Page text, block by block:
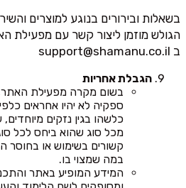
בשאלות ובירורים בנוגע למוצרים
הגולש מוזמן ליצור קשר עם מפעילת
ב support@shamanu.co.il
הגבלת אחריות
בשום מקרה מפעילת האתר,
ספקיה לא יהיו אחראים
כלשהו בגין נזקים מיוחדים,
מכל סוג שהוא ביחס לכל
קשורים בשימוש או
במה שמצוי בו.
המידע המופיע באתר